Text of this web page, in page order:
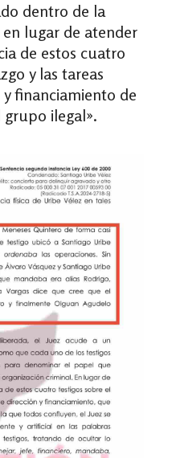
dentro de la
lugar de atender
de estos cuatro
y las tareas
financiamiento de
ilegal».